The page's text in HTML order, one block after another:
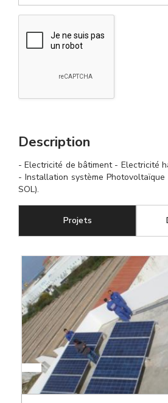
Description
- Electricité de bâtiment - Electricité
- Installation système Photovoltaïque
SOL).
Projets